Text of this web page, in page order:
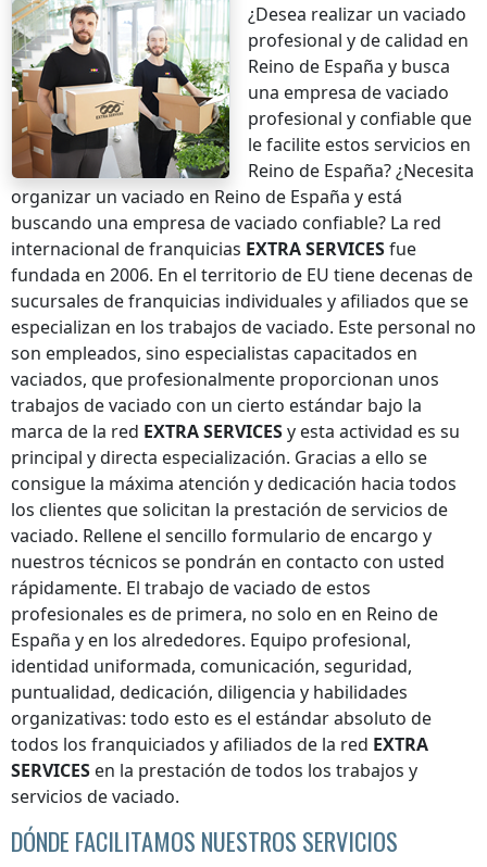
¿Desea realizar un vaciado
profesional y de calidad en
Reino de España y busca
una empresa de vaciado
profesional y confiable que
le facilite estos servicios en
Reino de España? ¿Necesita
organizar un vaciado en Reino de España y está
buscando una empresa de vaciado confiable? La red
internacional de franquicias EXTRA SERVICESfue
fundada en 2006. En el territorio de EU tiene decenas de
sucursales de franquicias individuales y afiliados que se
especializan en los trabajos de vaciado. Este personal no
son empleados, sino especialistas capacitados en
vaciados, que profesionalmente proporcionan unos
trabajos de vaciado con un cierto estándar bajo la
marca de la red EXTRA SERVICESy esta actividad es su
principal y directa especialización. Gracias a ello se
consigue la máxima atención y dedicación hacia todos
los clientes que solicitan la prestación de servicios de
vaciado. Rellene el sencillo formulario de encargo y
nuestros técnicos se pondrán en contacto con usted
rápidamente. El trabajo de vaciado de estos
profesionales es de primera, no solo en en Reino de
España y en los alrededores. Equipo profesional,
identidad uniformada, comunicación, seguridad,
puntualidad, dedicación, diligencia y habilidades
organizativas: todo esto es el estándar absoluto de
todos los franquiciados y afiliados de la red EXTRA
SERVICES en la prestación de todos los trabajos y
servicios de vaciado.
DÓNDE FACILITAMOS NUESTROS SERVICIOS